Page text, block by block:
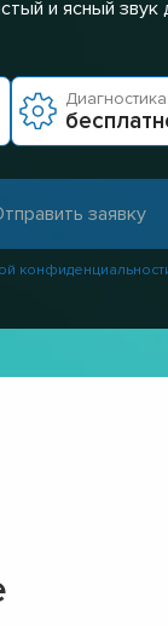
и ясный звук
Диагностика: